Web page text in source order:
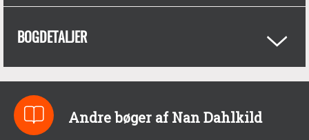
BOGDETALJER
Andre bøger af Nan Dahlkild